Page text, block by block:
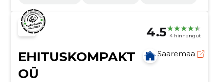
4.5 4 hinnangut
EHITUSKOMPAKT
OÜ
Saaremaa